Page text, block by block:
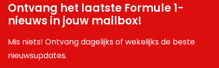
Ontvang het laatste Formule 1-
nieuws in jouw mailbox!
Mis niets! Ontvang dagelijks of wekelijks de beste
nieuwsupdates.